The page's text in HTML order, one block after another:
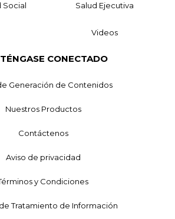
Social Salud Ejecutiva
Videos
CONECTADO
Generación de Contenidos
Nuestros Productos
Contáctenos
Aviso de privacidad
y Condiciones
Tratamiento de Información